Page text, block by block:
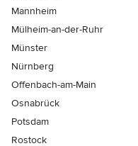
Mannheim
Mülheim-an-der-Ruhr
Münster
Nürnberg
Offenbach-am-Main
Osnabrück
Potsdam
Rostock